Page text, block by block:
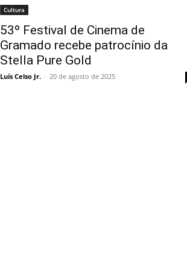
Cultura
53º Festival de Cinema de
Gramado recebe patrocínio da
Stella Pure Gold
Luís Celso Jr. - 20 de agosto de 2025